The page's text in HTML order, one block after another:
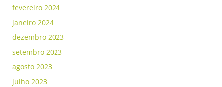
fevereiro 2024
janeiro 2024
dezembro 2023
setembro 2023
agosto 2023
julho 2023